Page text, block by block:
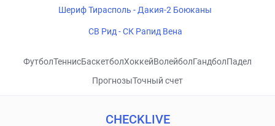
Шериф Тирасполь - Дакия-2 Боюканы
СВ Рид - СК Рапид Вена
ФутболТеннисБаскетболХоккейВолейболГандболПадел
ПрогнозыТочный счет
CHECKLIVE